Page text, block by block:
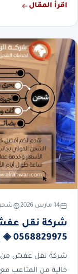
اقرأ المقال
14 مارس 2026 شحن
شركة نقل عفش
0568829975 ◈ إتقان نقل الأثاث
شركة نقل عفش من
خالية من المتاعب مع